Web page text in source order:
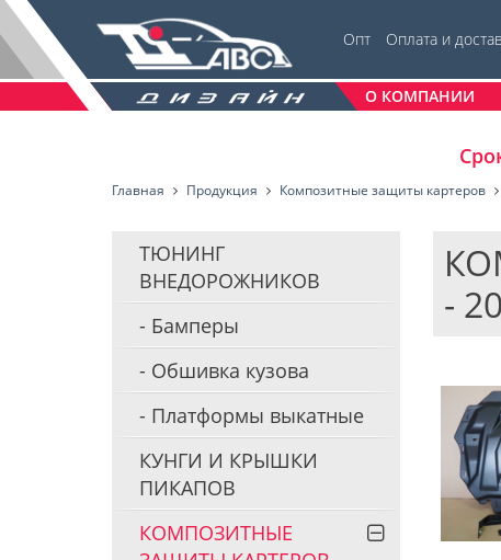
Опт Оплата и
О КОМПАНИИ
Главная Продукция Композитные защиты картеров
-
ТЮНИНГ
ВНЕДОРОЖНИКОВ
Бамперы
Обшивка кузова
Платформы выкатные
КУНГИ И КРЫШКИ
ПИКАПОВ
КОМПОЗИТНЫЕ